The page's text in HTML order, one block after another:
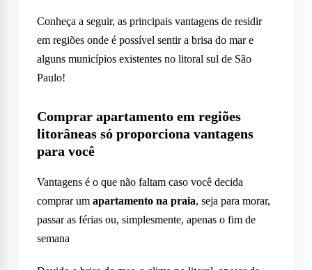
Conheça a seguir, as principais vantagens de residir
em regiões onde é possível sentir a brisa do mar e
alguns municípios existentes no litoral sul de São
Paulo!
Comprar apartamento em regiões
litorâneas só proporciona vantagens
para você
Vantagens é o que não faltam caso você decida
comprar um apartamento na praia, seja para morar,
passar as férias ou, simplesmente, apenas o fim de
semana